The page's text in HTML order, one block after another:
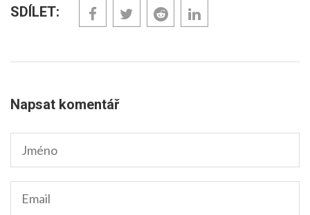
SDÍLET:
Napsat komentář